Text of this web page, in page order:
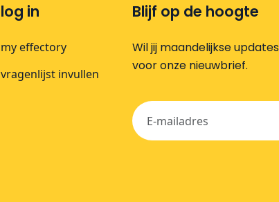
log in
my effectory
vragenlijst invullen
Blijf op de hoogte
Wil jij maandelijkse
voor onze nieuwbrief.